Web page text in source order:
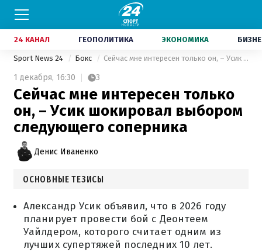
24 КАНАЛ ГЕОПОЛИТИКА ЭКОНОМИКА
Sport News 24 Бокс Сейчас мне интересен только он, – Усик шокировал выбором следующего соперника
1 декабря, 16:30 3
Сейчас мне интересен только
он, – Усик шокировал выбором
следующего соперника
Денис Иваненко
ОСНОВНЫЕ ТЕЗИСЫ
Александр Усик объявил, что в 2026 году
планирует провести бой с Деонтеем
Уайлдером, которого считает одним из
лучших супертяжей последних 10 лет.